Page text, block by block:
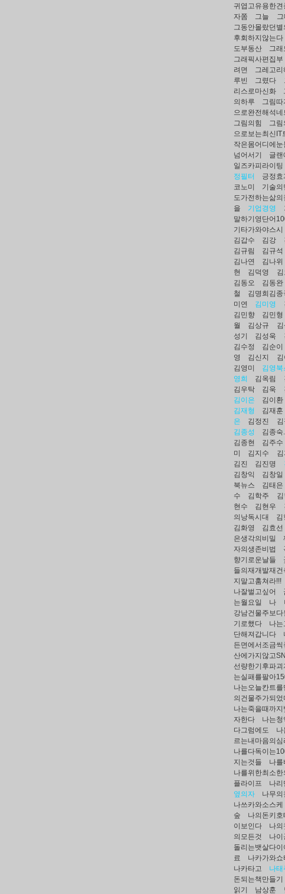
귀엽고유용한견
자쫌
그늘
그동안몰랐던별
후회하지않는다
도부동산
그
그래픽사편집부
려면
그레고리
루빈
그렸다
리스로마신화
의하루
그림따
으로완전해석
그림의힘
그림
으로보는최신IT
작은몸어디에눈
넘어서기
글랜
일즈카피라이팅
정필터
긍정효
코노미
기술의
도가전하는삶의
을
기업경영
말하기영단어
기타가와야스시
김갑수
김강
김규림
김규석
김나연
김나위
현
김덕영
김동오
김동완
철
김명희김종
미연
김미영
김민향
김민형
월
김상규
성기
김성욱
김수정
김순이
영
김신지
김영미
김영북
영희
김옥림
김우탁
김욱
김이은
김이환
김재형
김재훈
은
김정진
김종성
김종숙.
김종현
김주수
미
김지수
김진
김진명
김창익
김창일
북뉴스
김태은
수
김학주
현수
김현우
의낭독시대
김
김화영
김효선
은생각의비밀
자의생존비법
향기로운날들
들의재개발재
지말고훔쳐라!!!
나잘벌고싶어
는월요일
나
강남건물주보
기로했다
나
단해져갑니다
든면에서조금
산에가지않고
선량한기후파괴
는실패를팔아
나는오늘칸트
의건물주가되었
나는죽을때까
자한다
나는
다그럼에도
르는내마음의심
나를다독이는
지는것들
나
나를위한최소한
플라이프
나리
옆의자
나무의
나쓰카와소스케
숲
나의돈키호
이보인다
나의
의모든것
나이
돌리는뱃살다이
료
나카가와쇼
나카타고
나태
돈되는책만들기
읽기
남상훈